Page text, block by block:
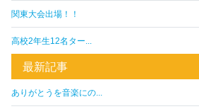
関東大会出場！！
高校2年生12名ター...
最新記事
ありがとうを音楽にの...